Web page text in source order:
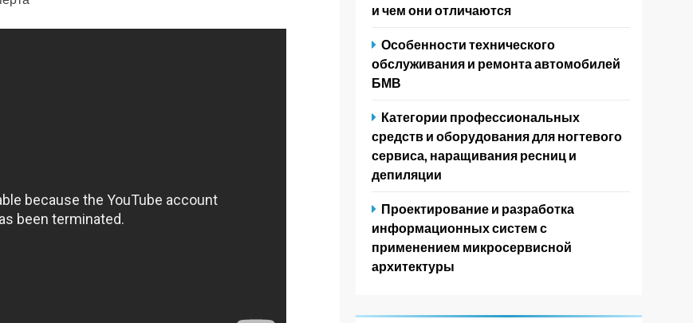
и чем они отличаются
Особенности технического
обслуживания и ремонта автомобилей
БМВ
Категории профессиональных
средств и оборудования для ногтевого
сервиса, наращивания ресниц и
депиляции
Проектирование и разработка
информационных систем с
применением микросервисной
архитектуры